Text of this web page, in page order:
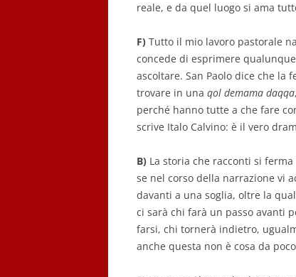
reale, e da quel luogo si ama
F) Tutto il mio lavoro pastorale
concede di esprimere
ascoltare. San Paolo dice che la
trovare in una qol demama daqqa
perché hanno tutte a che fare
scrive Italo Calvino: è il vero
B) La storia che racconti si
se nel corso della narrazione vi
davanti a una soglia, oltre la
ci sarà chi farà un passo avanti
farsi, chi tornerà indietro,
anche questa non è cosa da